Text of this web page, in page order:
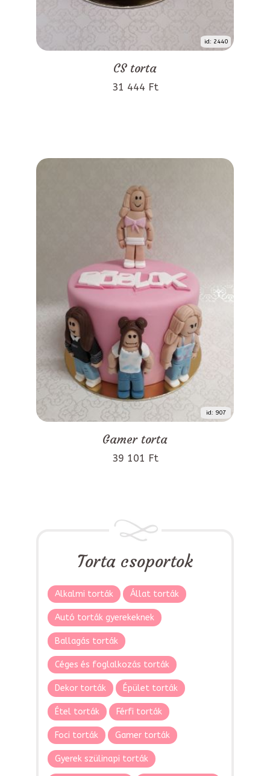
id: 2440
CS torta
31 444 Ft
id: 907
Gamer torta
39 101 Ft
Torta csoportok
Alkalmi torták Állat torták
Autó torták gyerekeknek
Ballagás torták
Céges és foglalkozás torták
Dekor torták Épület torták
Étel torták Férfi torták
Foci torták Gamer torták
Gyerek szülinapi torták